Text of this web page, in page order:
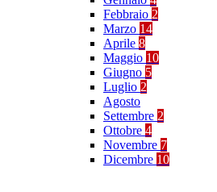
Febbraio 2
Marzo 14
Aprile 8
Maggio 10
Giugno 5
Luglio 2
Agosto
Settembre 2
Ottobre 4
Novembre 7
Dicembre 10